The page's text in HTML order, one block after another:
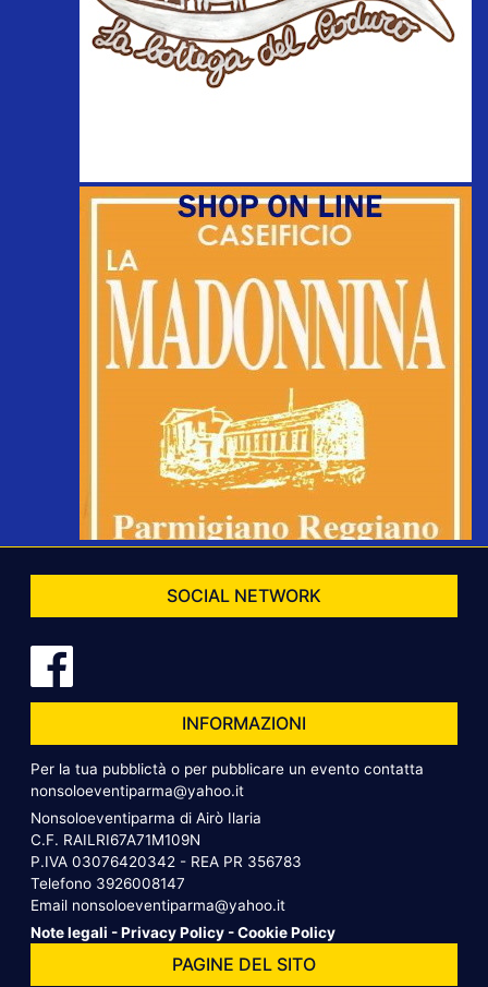
SOCIAL NETWORK
INFORMAZIONI
Per la tua pubblictà o per pubblicare un evento contatta
nonsoloeventiparma@yahoo.it
Nonsoloeventiparma di Airò Ilaria
C.F. RAILRI67A71M109N
P.IVA 03076420342 - REA PR 356783
Telefono 3926008147
Email nonsoloeventiparma@yahoo.it
Note legali -Privacy Policy -Cookie Policy
PAGINE DEL SITO